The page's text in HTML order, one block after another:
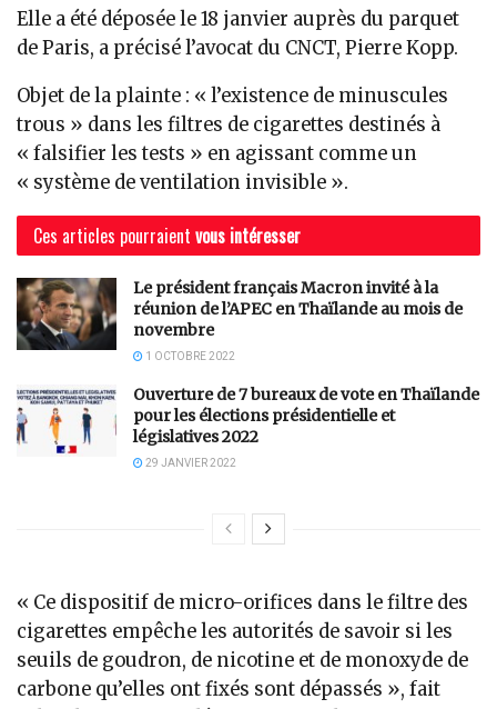
Elle a été déposée le 18 janvier auprès du parquet
de Paris, a précisé l’avocat du CNCT, Pierre Kopp.
Objet de la plainte : « l’existence de minuscules
trous » dans les filtres de cigarettes destinés à
« falsifier les tests » en agissant comme un
« système de ventilation invisible ».
Ces articles pourraient vous intéresser
Le président français Macron invité à la
réunion de l’APEC en Thaïlande au mois de
novembre
1 OCTOBRE 2022
Ouverture de 7 bureaux de vote en Thaïlande
pour les élections présidentielle et
législatives 2022
29 JANVIER 2022
« Ce dispositif de micro-orifices dans le filtre des
cigarettes empêche les autorités de savoir si les
seuils de goudron, de nicotine et de monoxyde de
carbone qu’elles ont fixés sont dépassés », fait